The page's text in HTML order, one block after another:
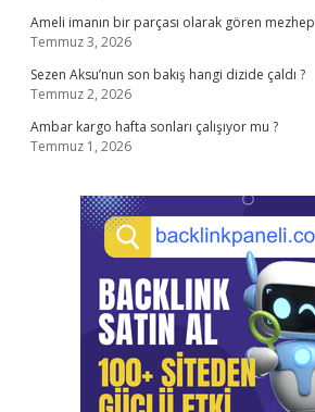
Ameli imanın bir parçası olarak gören
Temmuz 3, 2026
Sezen Aksu’nun son bakış hangi dizide çaldı ?
Temmuz 2, 2026
Ambar kargo hafta sonları çalışıyor mu ?
Temmuz 1, 2026